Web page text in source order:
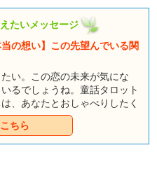
たいメッセージ
の想い】この先望んでいる関
い。この恋の未来が気にな
るでしょうね。童話タロット
、あなたとおしゃべりしたく
ようですよ。みんなとのおし
ただけのハッピーエンドをつ
ちら